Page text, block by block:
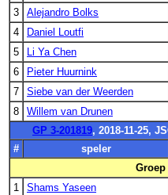
3
Alejandro Bolks
4
Daniel Loutfi
5
Li Ya Chen
6
Pieter Huurnink
7
Siebe van der Weerden
8
Willem van Drunen
GP 3-201819, 2018-11-25,
#
speler
Groep
1
Shams Yaseen